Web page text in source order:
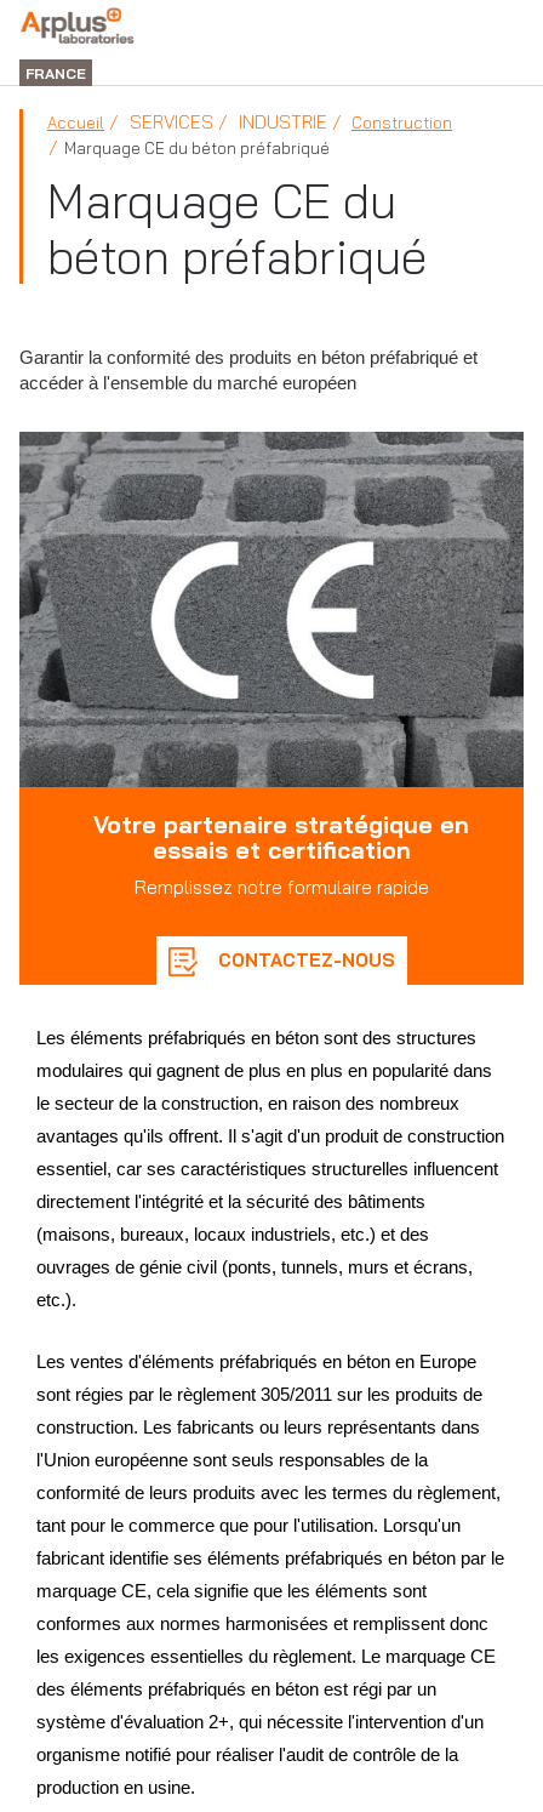
DIVISION
LABORATORIES
FRANCE
Accueil SERVICES INDUSTRIE
Construction
Marquage CE du béton préfabriqué
Marquage CE du
béton préfabriqué
Garantir la conformité des produits en béton préfabriqué et
accéder à l'ensemble du marché européen
Votre partenaire stratégique en
essais et certification
Remplissez notre formulaire rapide
CONTACTEZ-NOUS
Les éléments préfabriqués en béton sont des structures
modulaires qui gagnent de plus en plus en popularité dans
le secteur de la construction, en raison des nombreux
avantages qu'ils offrent. Il s'agit d'un produit de construction
essentiel, car ses caractéristiques structurelles influencent
directement l'intégrité et la sécurité des bâtiments
(maisons, bureaux, locaux industriels, etc.) et des
ouvrages de génie civil (ponts, tunnels, murs et écrans,
etc.).
Les ventes d'éléments préfabriqués en béton en Europe
sont régies par le règlement 305/2011 sur les produits de
construction. Les fabricants ou leurs représentants dans
l'Union européenne sont seuls responsables de la
conformité de leurs produits avec les termes du règlement,
tant pour le commerce que pour l'utilisation. Lorsqu'un
fabricant identifie ses éléments préfabriqués en béton par le
marquage CE, cela signifie que les éléments sont
conformes aux normes harmonisées et remplissent donc
les exigences essentielles du règlement. Le marquage CE
des éléments préfabriqués en béton est régi par un
système d'évaluation 2+, qui nécessite l'intervention d'un
organisme notifié pour réaliser l'audit de contrôle de la
production en usine.